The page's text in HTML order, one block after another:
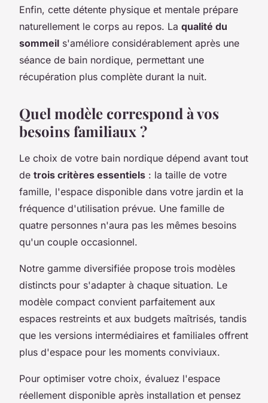
Enfin, cette détente physique et mentale prépare
naturellement le corps au repos. La qualité du
sommeil s'améliore considérablement après une
séance de bain nordique, permettant une
récupération plus complète durant la nuit.
Quel modèle correspond à vos
besoins familiaux ?
Le choix de votre bain nordique dépend avant tout
de trois critères essentiels : la taille de votre
famille, l'espace disponible dans votre jardin et la
fréquence d'utilisation prévue. Une famille de
quatre personnes n'aura pas les mêmes besoins
qu'un couple occasionnel.
Notre gamme diversifiée propose trois modèles
distincts pour s'adapter à chaque situation. Le
modèle compact convient parfaitement aux
espaces restreints et aux budgets maîtrisés, tandis
que les versions intermédiaires et familiales offrent
plus d'espace pour les moments conviviaux.
Pour optimiser votre choix, évaluez l'espace
réellement disponible après installation et pensez